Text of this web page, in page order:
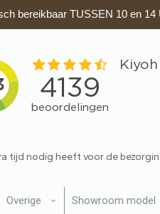
bereikbaar TUSSEN 10 en 14
tijd nodig heeft voor de
Overige Showroom model